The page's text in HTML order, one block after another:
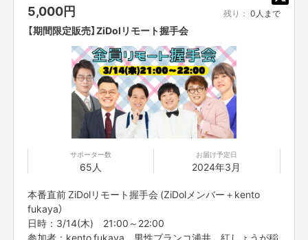
5,000円 残り： 0人まで
【期間限定販売】ZiDolリモート握手会
サポーター数
65人
お届け予定日
2024年3月
本番直前 ZiDolリモート握手会 (ZiDolメンバー＋kento
fukaya）
日時：3/14(木) 21:00～22:00
参加者：kento fukaya、男性ブランコ浦井、紅しょうが稲